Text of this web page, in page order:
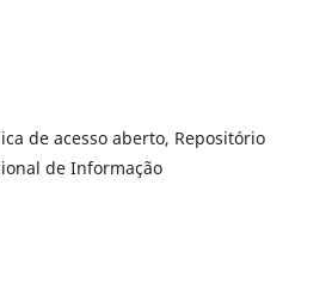
de acesso aberto, Repositório
de Informação